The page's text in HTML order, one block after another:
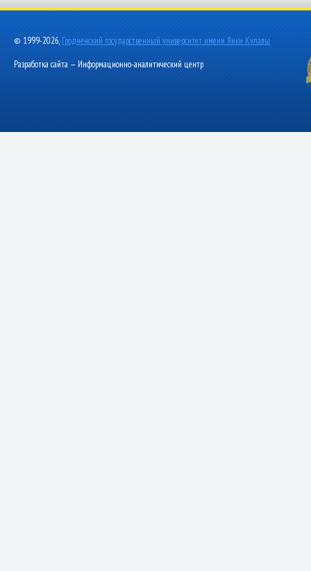
© 1999-2026, Гродненский государственный университет имени Янки Купалы
Разработка сайта — Информационно-аналитический центр